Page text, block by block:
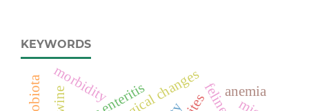
KEYWORDS
morbidity felineanemia
swine